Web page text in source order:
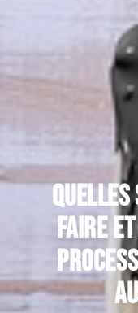
Quelles
faire et